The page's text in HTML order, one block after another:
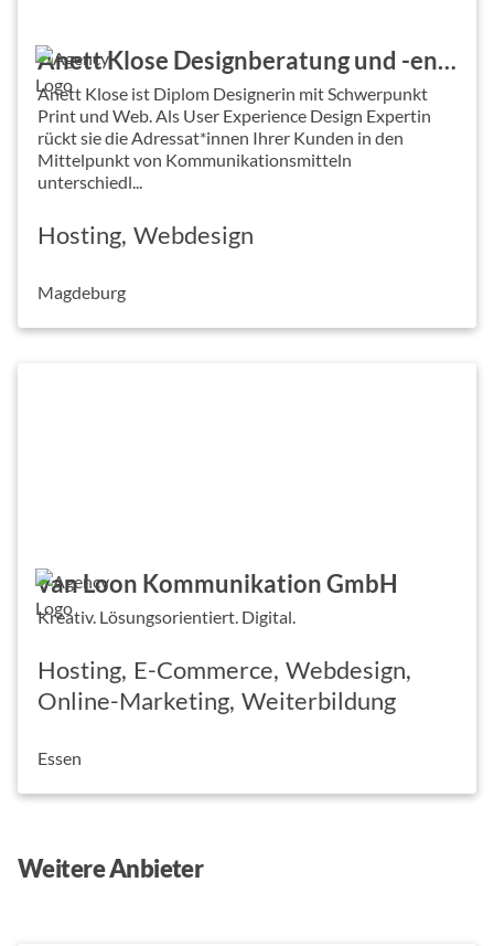
Anett Klose Designberatung und -entwicklung
Anett Klose ist Diplom Designerin mit Schwerpunkt
Print und Web. Als User Experience Design Expertin
rückt sie die Adressat*innen Ihrer Kunden in den
Mittelpunkt von Kommunikationsmitteln
unterschiedl...
Hosting Webdesign
Magdeburg
van Loon Kommunikation GmbH
Kreativ. Lösungsorientiert. Digital.
Hosting E-Commerce Webdesign
Online-Marketing Weiterbildung
Essen
Weitere Anbieter